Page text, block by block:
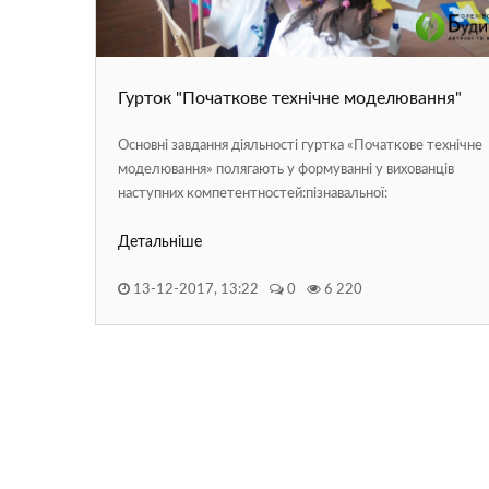
Гурток "Початкове технічне моделювання"
Основні завдання діяльності гуртка «Початкове технічне
моделювання» полягають у формуванні у вихованців
наступних компетентностей:пізнавальної:
Детальніше
13-12-2017, 13:22 0 6 220